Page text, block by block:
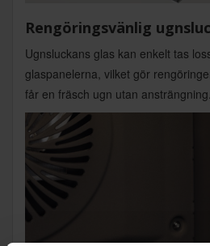
Rengöringsvänlig
Ugnsluckans glas kan enkelt tas
glaspanelerna, vilket gör
får en fräsch ugn utan ansträngning.